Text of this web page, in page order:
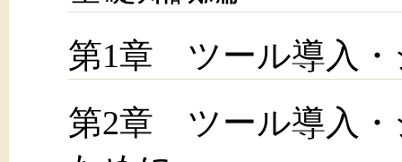
第1章 ツール導入・
第2章 ツール導入・